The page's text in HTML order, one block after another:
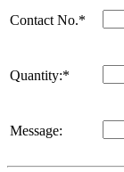
Contact No.*
Quantity:*
Message: